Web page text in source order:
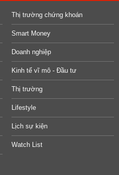
Thị trường chứng khoán
Smart Money
Doanh nghiệp
Kinh tế vĩ mô - Đầu tư
Thị trường
Lifestyle
Lịch sự kiện
Watch List